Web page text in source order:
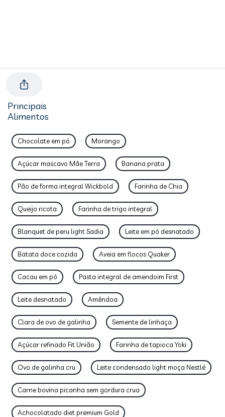
Principais
Alimentos
Chocolate em pó Morango
Açúcar mascavo Mãe Terra Banana prata
Pão de forma integral Wickbold Farinha de Chia
Queijo ricota Farinha de trigo integral
Blanquet de peru light Sadia Leite em pó desnatado
Batata doce cozida Aveia em flocos Quaker
Cacau em pó Pasta integral de amendoim First
Leite desnatado Amêndoa
Clara de ovo de galinha Semente de linhaça
Açúcar refinado Fit União Farinha de tapioca Yoki
Ovo de galinha cru Leite condensado light moça Nestlé
Carne bovina picanha sem gordura crua
Achocolatado diet premium Gold